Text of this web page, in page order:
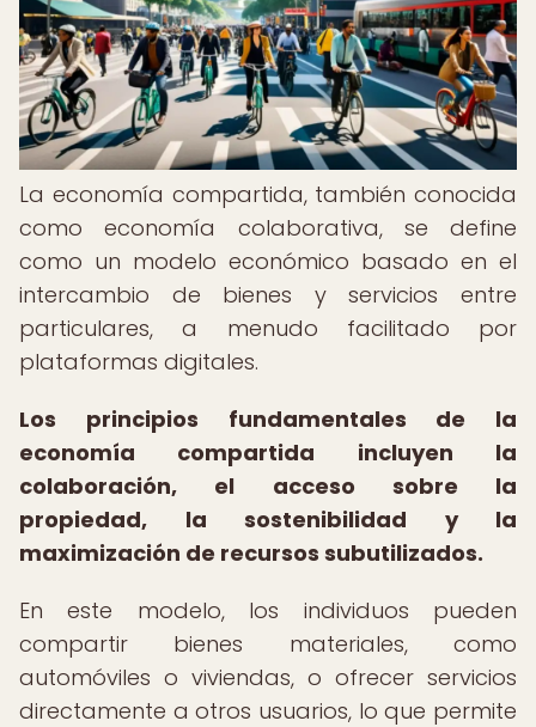
La economía compartida, también conocida
como economía colaborativa, se define
como un modelo económico basado en el
intercambio de bienes y servicios entre
particulares, a menudo facilitado por
plataformas digitales.
Los principios fundamentales de la
economía compartida incluyen la
colaboración, el acceso sobre la
propiedad, la sostenibilidad y la
maximización de recursos subutilizados.
En este modelo, los individuos pueden
compartir bienes materiales, como
automóviles o viviendas, o ofrecer servicios
directamente a otros usuarios, lo que permite